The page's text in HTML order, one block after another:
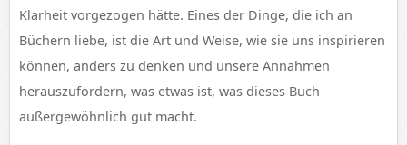
Klarheit vorgezogen hätte. Eines der Dinge, die ich an
Büchern liebe, ist die Art und Weise, wie sie uns inspirieren
können, anders zu denken und unsere Annahmen
herauszufordern, was etwas ist, was dieses Buch
außergewöhnlich gut macht.